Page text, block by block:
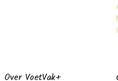
Over VoetVak+